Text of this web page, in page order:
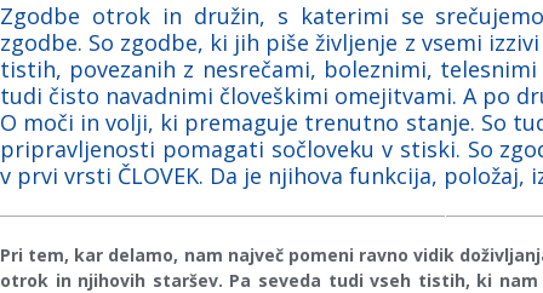
Zgodbe otrok in družin, s katerimi se
zgodbe. So zgodbe, ki jih piše življenje z vsemi
tistih, povezanih z nesrečami, boleznimi,
tudi čisto navadnimi človeškimi omejitvami. A po
O moči in volji, ki premaguje trenutno stanje. So
pripravljenosti pomagati sočloveku v stiski. So
v prvi vrsti ČLOVEK. Da je njihova funkcija, položaj,
Pri tem, kar delamo, nam največ pomeni ravno vidik
otrok in njihovih staršev. Pa seveda tudi vseh tistih, ki